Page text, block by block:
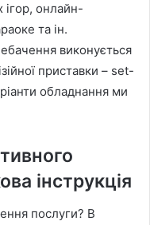
онлайн-
та ін.
виконується
приставки – set-
обладнання ми
інструкція
послуги? В